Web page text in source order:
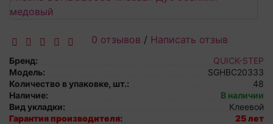
0 отзывов / Написать отзыв
Бренд:
QUICK-STEP
Модель:
SGHBC20333
Количество в упаковке, шт.:
48
Наличие:
В наличии
Вид укладки:
Клеевой
Гарантия производителя:
25 лет